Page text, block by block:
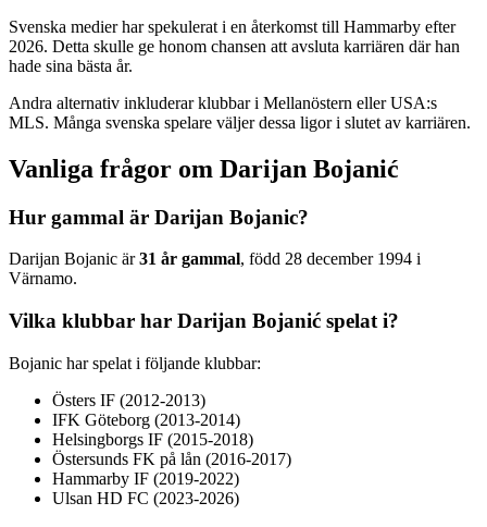
Svenska medier har spekulerat i en återkomst till Hammarby efter
2026. Detta skulle ge honom chansen att avsluta karriären där han
hade sina bästa år.
Andra alternativ inkluderar klubbar i Mellanöstern eller USA:s
MLS. Många svenska spelare väljer dessa ligor i slutet av karriären.
Vanliga frågor om Darijan Bojanić
Hur gammal är Darijan Bojanic?
Darijan Bojanic är31 år gammal, född 28 december 1994 i
Värnamo.
Vilka klubbar har Darijan Bojanić spelat i?
Bojanic har spelat i följande klubbar:
Östers IF (2012-2013)
IFK Göteborg (2013-2014)
Helsingborgs IF (2015-2018)
Östersunds FK på lån (2016-2017)
Hammarby IF (2019-2022)
Ulsan HD FC (2023-2026)